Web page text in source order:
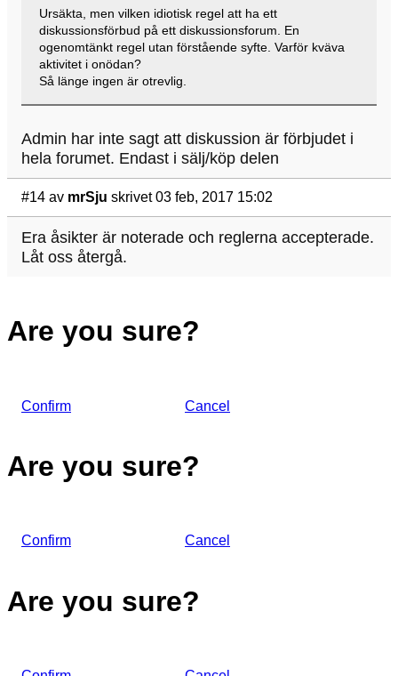
Ursäkta, men vilken idiotisk regel att ha ett
diskussionsförbud på ett diskussionsforum. En
ogenomtänkt regel utan förstående syfte. Varför kväva
aktivitet i onödan?
Så länge ingen är otrevlig.
Admin har inte sagt att diskussion är förbjudet i
hela forumet. Endast i sälj/köp delen
#14 av mrSju skrivet 03 feb, 2017 15:02
Era åsikter är noterade och reglerna accepterade.
Låt oss återgå.
Are you sure?
Confirm Cancel
Are you sure?
Confirm Cancel
Are you sure?